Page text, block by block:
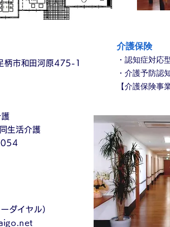
介護保険
・認知症対応
・介護予防認
【介護保険
市和田河原475-1
活介護
ダイヤル）